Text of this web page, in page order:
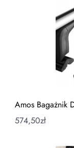
Amos Bagażnik
574,50zł